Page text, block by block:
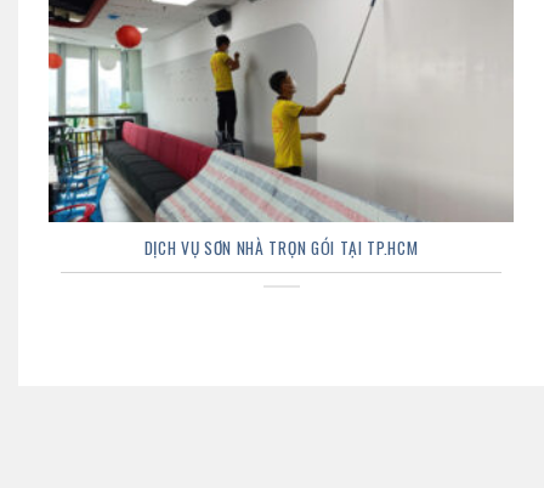
DỊCH VỤ SƠN NHÀ TRỌN GÓI TẠI TP.HCM